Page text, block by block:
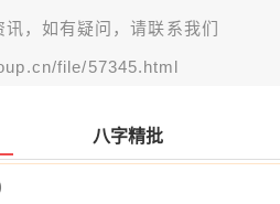
讯，如有疑问，请联系我们
file/57345.html
八字精批